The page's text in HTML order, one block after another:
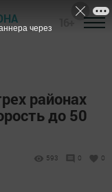
районах
до 50
593 0 0
через